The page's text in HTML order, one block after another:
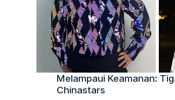
Melampaui Keamanan:
Chinastars